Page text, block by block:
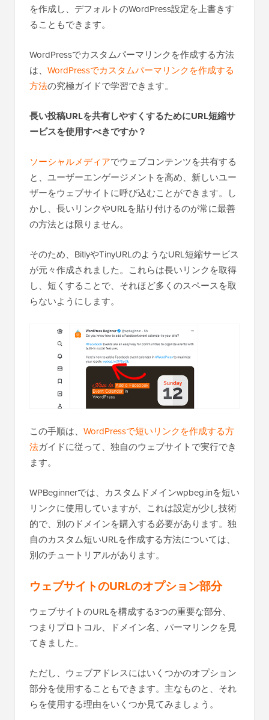
を作成し、デフォルトのWordPress設定を上書きす
ることもできます。
WordPressでカスタムパーマリンクを作成する方法
は、 WordPressでカスタムパーマリンクを作成する
方法の究極ガイドで学習できます。
長い投稿URLを共有しやすくするためにURL短縮サ
ービスを使用すべきですか？
ソーシャルメディアでウェブコンテンツを共有する
と、ユーザーエンゲージメントを高め、新しいユー
ザーをウェブサイトに呼び込むことができます。し
かし、長いリンクやURLを貼り付けるのが常に最善
の方法とは限りません。
そのため、BitlyやTinyURLのようなURL短縮サービス
が元々作成されました。これらは長いリンクを取得
し、短くすることで、それほど多くのスペースを取
らないようにします。
この手順は、 WordPressで短いリンクを作成する方
法ガイドに従って、独自のウェブサイトで実行でき
ます。
WPBeginnerでは、カスタムドメインwpbeg.inを短い
リンクに使用していますが、これは設定が少し技術
的で、別のドメインを購入する必要があります。独
自のカスタム短いURLを作成する方法については、
別のチュートリアルがあります。
ウェブサイトのURLのオプション部分
ウェブサイトのURLを構成する3つの重要な部分、
つまりプロトコル、ドメイン名、パーマリンクを見
てきました。
ただし、ウェブアドレスにはいくつかのオプション
部分を使用することもできます。主なものと、それ
らを使用する理由をいくつか見てみましょう。